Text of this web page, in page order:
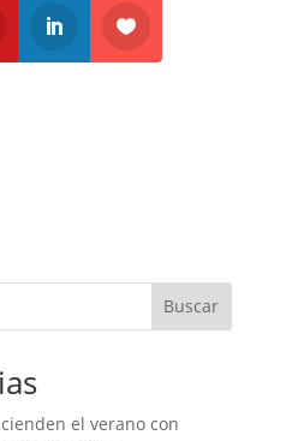
Buscar
el verano con